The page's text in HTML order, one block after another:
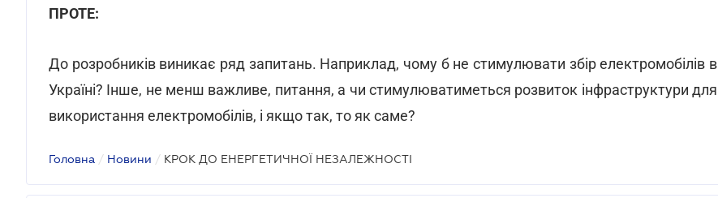
ПРОТЕ:
До розробників виникає ряд запитань. Наприклад, чому б не стимулювати збір електромобілів в
Україні? Інше, не менш важливе, питання, а чи стимулюватиметься розвиток інфраструктури для
використання електромобілів, і якщо так, то як саме?
Головна / Новини / КРОК ДО ЕНЕРГЕТИЧНОЇ НЕЗАЛЕЖНОСТІ